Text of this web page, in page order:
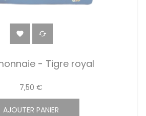
 
- Tigre royal
7,50 €
AJOUTER PANIER